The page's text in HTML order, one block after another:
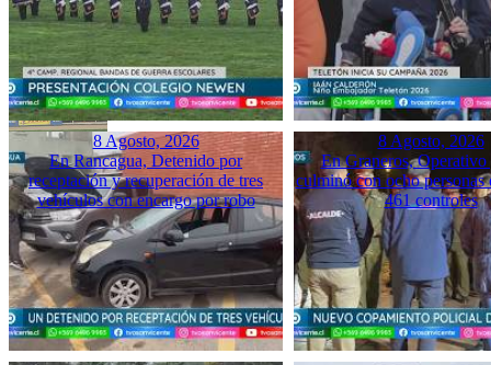
8 Agosto, 2026
En Rancagua, Detenido por
receptación y recuperación de tres
vehículos con encargo por robo
8 Agosto, 2026
En Graneros,
culminó con ocho personas
461 controles